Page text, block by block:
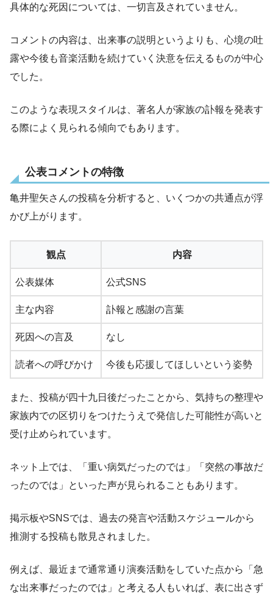
具体的な死因については、一切言及されていません。
コメントの内容は、出来事の説明というよりも、心境の吐
露や今後も音楽活動を続けていく決意を伝えるものが中心
でした。
このような表現スタイルは、著名人が家族の訃報を発表す
る際によく見られる傾向でもあります。
公表コメントの特徴
亀井聖矢さんの投稿を分析すると、いくつかの共通点が浮
かび上がります。
観点 内容
公表媒体 公式SNS
主な内容 訃報と感謝の言葉
死因への言及 なし
読者への呼びかけ 今後も応援してほしいという姿勢
また、投稿が四十九日後だったことから、気持ちの整理や
家族内での区切りをつけたうえで発信した可能性が高いと
受け止められています。
ネット上では、「重い病気だったのでは」「突然の事故だ
ったのでは」といった声が見られることもあります。
掲示板やSNSでは、過去の発言や活動スケジュールから
推測する投稿も散見されました。
例えば、最近まで通常通り演奏活動をしていた点から「急
な出来事だったのでは」と考える人もいれば、表に出さず